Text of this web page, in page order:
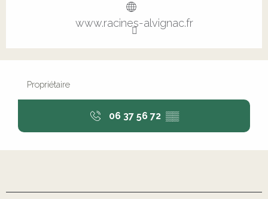
www.racines-alvignac.fr
Propriétaire
06 37 56 72 ▒▒